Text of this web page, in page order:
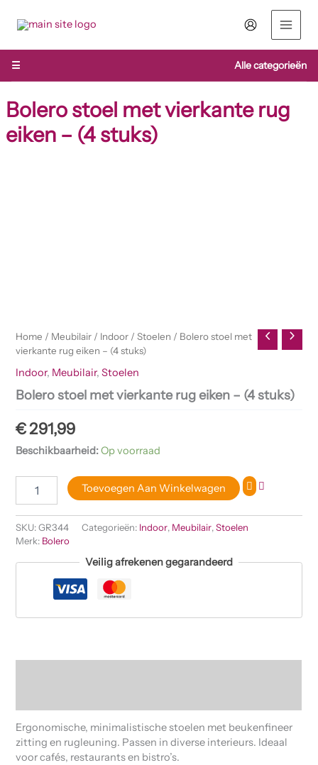
naar
inhoud
☰
Alle categorieën
Bolero stoel met vierkante rug
eiken – (4 stuks)
Home / Meubilair / Indoor /Stoelen / Bolero stoel met
vierkante rug eiken – (4 stuks)
Indoor, Meubilair,Stoelen
Bolero stoel met vierkante rug eiken – (4 stuks)
€291,99
Beschikbaarheid:Op voorraad
Toevoegen Aan Winkelwagen
SKU:GR344 Categorieën: Indoor, Meubilair,Stoelen
Merk: Bolero
Veilig afrekenen gegarandeerd
Ergonomische, minimalistische stoelen met beukenfineer
zitting en rugleuning. Passen in diverse interieurs. Ideaal
voor cafés, restaurants en bistro’s.